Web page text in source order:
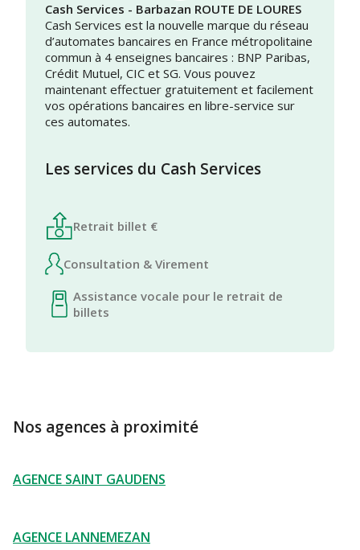
Cash Services - Barbazan ROUTE DE LOURES
Cash Services est la nouvelle marque du réseau
d’automates bancaires en France métropolitaine
commun à 4 enseignes bancaires : BNP Paribas,
Crédit Mutuel, CIC et SG. Vous pouvez
maintenant effectuer gratuitement et facilement
vos opérations bancaires en libre-service sur
ces automates.
Les services du Cash Services
Retrait billet €
Consultation & Virement
Assistance vocale pour le retrait de
billets
Nos agences à proximité
AGENCE SAINT GAUDENS
AGENCE LANNEMEZAN